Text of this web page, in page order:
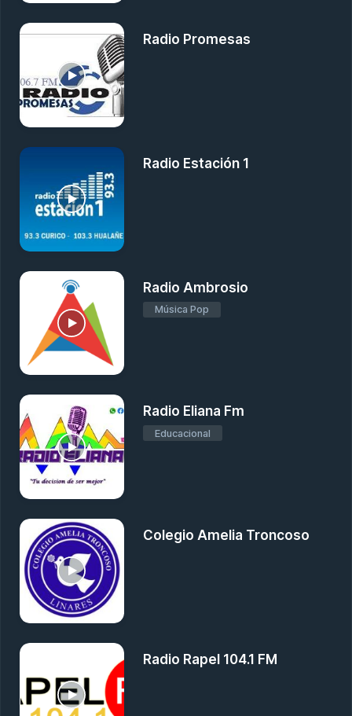
Radio Promesas
Radio Estación 1
Radio Ambrosio
Música Pop
Radio Eliana Fm
Educacional
Colegio Amelia Troncoso
Radio Rapel 104.1 FM